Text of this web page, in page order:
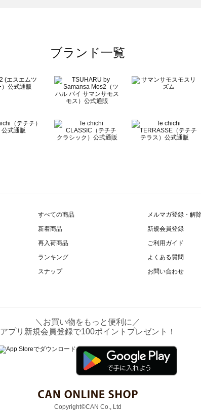
ブランド一覧
すべての商品
新着商品
再入荷商品
ランキング
スナップ
メルマガ登録・解
新規会員登録
ご利用ガイド
よくある質問
お問い合わせ
＼お買い物をもっと便利に／
アプリ新規会員登録で100ポイントプレゼント！
Copyright©CAN Co., Ltd